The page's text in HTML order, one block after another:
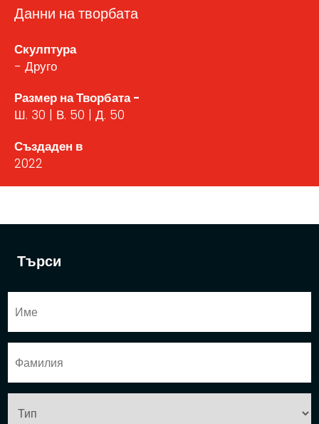
Търси
Данни на творбата
Скулптура
- Друго
Размер на Творбата -
Ш. 30 | В. 50 | Д. 50
Създаден в
2022